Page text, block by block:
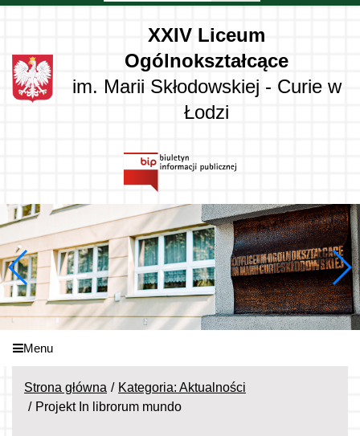
XXIV Liceum
Ogólnokształcące
im. Marii Skłodowskiej - Curie w
Łodzi
Menu
Strona główna
Kategoria: Aktualności
Projekt In librorum mundo